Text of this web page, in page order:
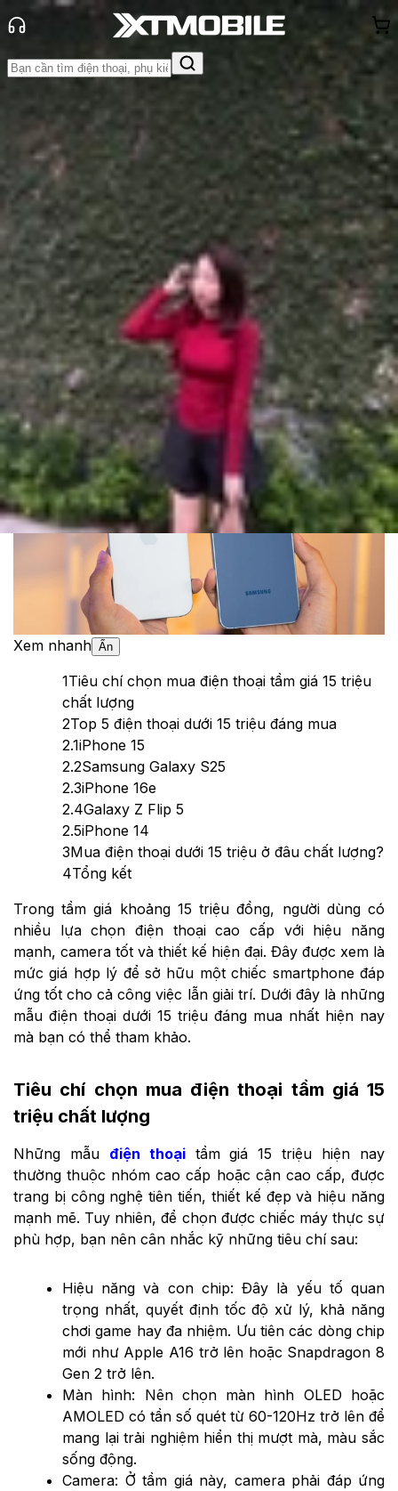
Tin tức
Tư vấn
Tin Mới
Đánh Giá - Trên Tay So Sánh Tư vấn
Khuyến
mãiThủ thuật Hỏi đáp App - Game Thông báo
Khách
hàng - Sự kiện
Top 5 mẫu điện thoại dưới 15 triệu
đáng mua nhất hiện nay
Anh Thư
Ngày đăng:
11/10/2025
Cập nhật: 11/10/2025
Theo dõi XTMobile trên
Xem nhanh Ẩn
1Tiêu chí chọn mua điện thoại tầm giá 15 triệu
chất lượng
2Top 5 điện thoại dưới 15 triệu đáng mua
2.1iPhone 15
2.2Samsung Galaxy S25
2.3iPhone 16e
2.4Galaxy Z Flip 5
2.5iPhone 14
3Mua điện thoại dưới 15 triệu ở đâu chất lượng?
4Tổng kết
Trong tầm giá khoảng 15 triệu đồng, người dùng có
nhiều lựa chọn điện thoại cao cấp với hiệu năng
mạnh, camera tốt và thiết kế hiện đại. Đây được xem là
mức giá hợp lý để sở hữu một chiếc smartphone đáp
ứng tốt cho cả công việc lẫn giải trí. Dưới đây là những
mẫu điện thoại dưới 15 triệu đáng mua nhất hiện nay
mà bạn có thể tham khảo.
Tiêu chí chọn mua điện thoại tầm giá 15
triệu chất lượng
Những mẫu điện thoạitầm giá 15 triệu hiện nay
thường thuộc nhóm cao cấp hoặc cận cao cấp, được
trang bị công nghệ tiên tiến, thiết kế đẹp và hiệu năng
mạnh mẽ. Tuy nhiên, để chọn được chiếc máy thực sự
phù hợp, bạn nên cân nhắc kỹ những tiêu chí sau:
Hiệu năng và con chip: Đây là yếu tố quan
trọng nhất, quyết định tốc độ xử lý, khả năng
chơi game hay đa nhiệm. Ưu tiên các dòng chip
mới như Apple A16 trở lên hoặc Snapdragon 8
Gen 2 trở lên.
Màn hình: Nên chọn màn hình OLED hoặc
AMOLED có tần số quét từ 60-120Hz trở lên để
mang lại trải nghiệm hiển thị mượt mà, màu sắc
sống động.
Camera: Ở tầm giá này, camera phải đáp ứng